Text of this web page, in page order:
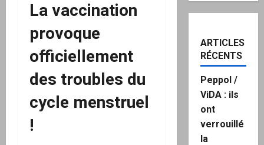
La vaccination
provoque
officiellement
des troubles du
cycle menstruel
!
ARTICLES
RÉCENTS
Peppol /
ViDA : ils
ont
verrouillé
la